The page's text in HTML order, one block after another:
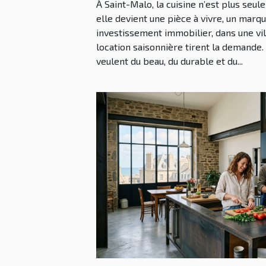
À Saint-Malo, la cuisine n’est plus
elle devient une pièce à vivre, un
investissement immobilier, dans une
location saisonnière tirent la demande.
veulent du beau, du durable et du...